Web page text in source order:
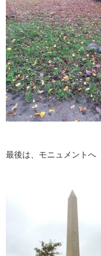
最後は、モニュメントへ